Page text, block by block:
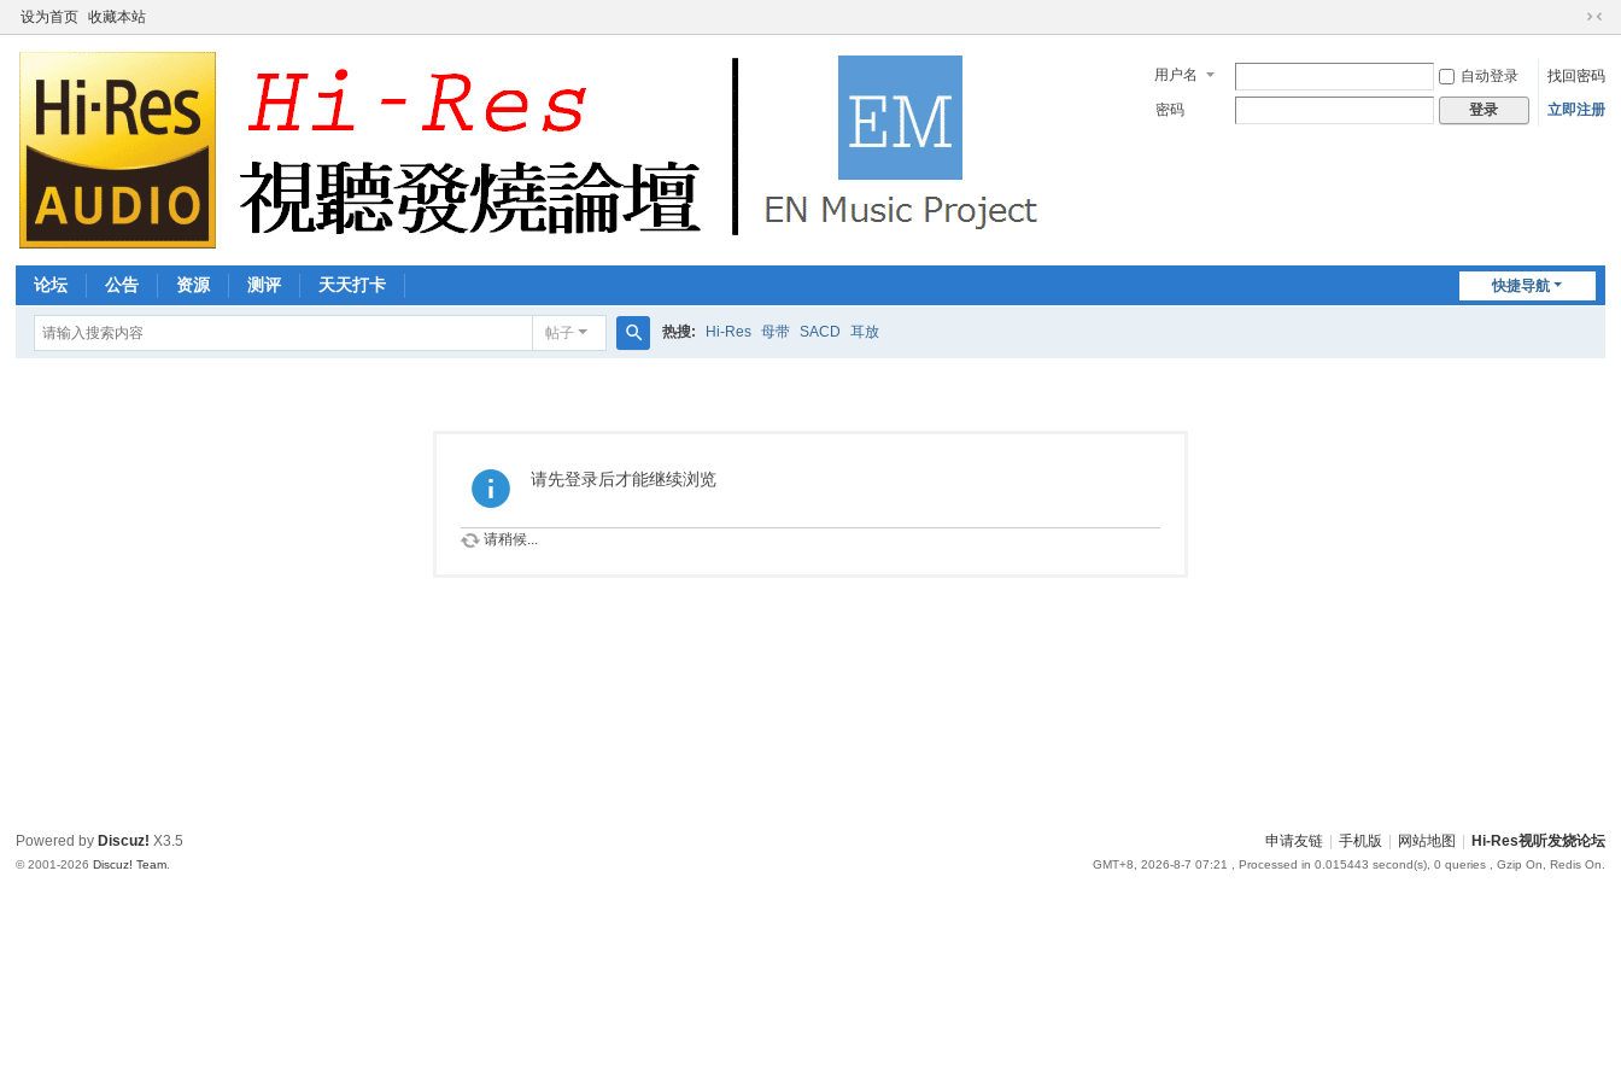
设为首页 收藏本站
切
到
窄
用户名 自动登录
找回密码
密码
登录 立即注册
快捷导航
论坛 公告 资源 测评 天天打卡
帖子 热搜: Hi-Res 母带 SACD 耳放
请先登录后才能继续浏览
请稍候...
申请友链 手机版 网站地图 Hi-Res视听发烧论坛
GMT+8, 2026-8-7 07:21 , Processed in 0.015443 second(s), 0 queries , Gzip On, Redis On.
Powered by Discuz! X3.5
© 2001-2026Discuz! Team